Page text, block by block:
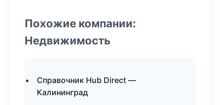
Похожие компании:
Недвижимость
Справочник Hub Direct —
Калининград